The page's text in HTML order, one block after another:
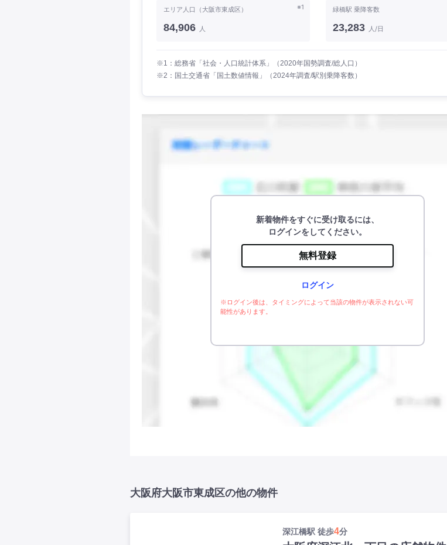
※1
エリア人口（大阪市東成区）
84,906 人
緑橋駅 乗降客数
23,283 人/日
※1：総務省「社会・人口統計体系」（2020年国勢調査/総人口）
※2：国土交通省「国土数値情報」（2024年調査/駅別乗降客数）
新着物件をすぐに受け取るには、
ログインをしてください。
無料登録
ログイン
※ログイン後は、タイミングによって当該の物件が表示されない可
能性があります。
大阪府大阪市東成区の他の物件
深江橋駅 徒歩4分